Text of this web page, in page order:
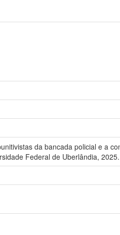
da bancada policial e a
Federal de Uberlândia,